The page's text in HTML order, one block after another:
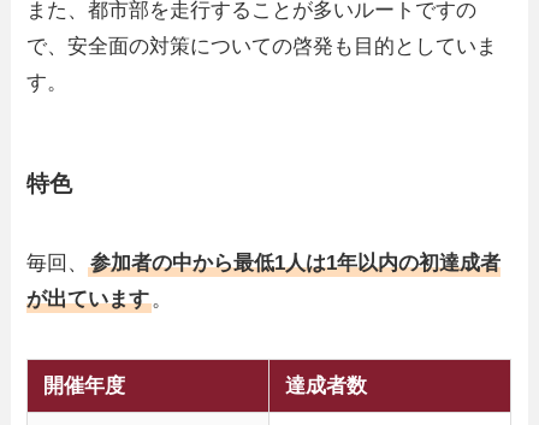
また、都市部を走行することが多いルートですの
で、安全面の対策についての啓発も目的としていま
す。
特色
毎回、参加者の中から最低1人は1年以内の初達成者
が出ています。
開催年度 達成者数